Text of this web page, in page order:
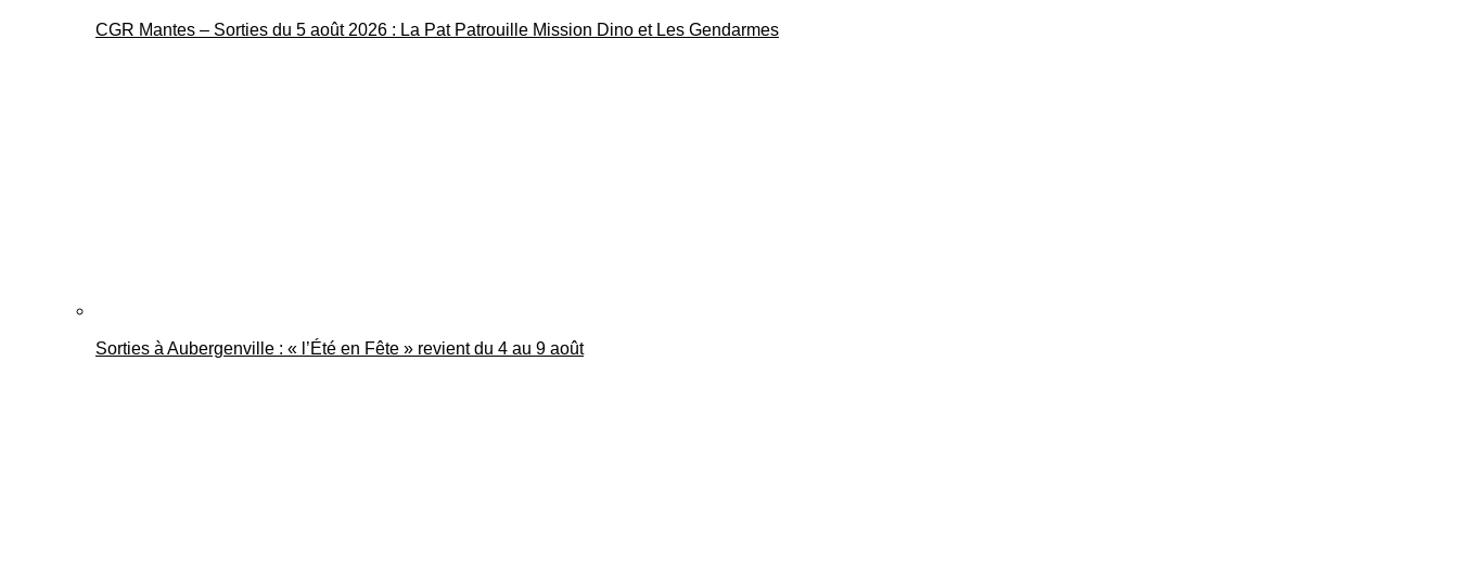
CGR Mantes – Sorties du 5 août 2026 : La Pat Patrouille Mission Dino et Les Gendarmes
Sorties à Aubergenville : « l’Été en Fête » revient du 4 au 9 août